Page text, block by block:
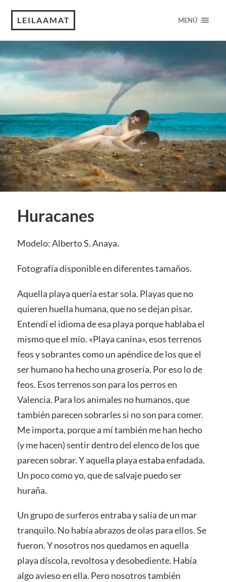
LEILAAMAT MENÚ
Huracanes
Modelo: Alberto S. Anaya.
Fotografía disponible en diferentes tamaños.
Aquella playa quería estar sola. Playas que no
quieren huella humana, que no se dejan pisar.
Entendí el idioma de esa playa porque hablaba el
mismo que el mío. «Playa canina», esos terrenos
feos y sobrantes como un apéndice de los que el
ser humano ha hecho una grosería. Por eso lo de
feos. Esos terrenos son para los perros en
Valencia. Para los animales no humanos, que
también parecen sobrarles si no son para comer.
Me importa, porque a mí también me han hecho
(y me hacen) sentir dentro del elenco de los que
parecen sobrar. Y aquella playa estaba enfadada.
Un poco como yo, que de salvaje puedo ser
huraña.
Un grupo de surferos entraba y salía de un mar
tranquilo. No había abrazos de olas para ellos. Se
fueron. Y nosotros nos quedamos en aquella
playa díscola, revoltosa y desobediente. Había
algo avieso en ella. Pero nosotros también